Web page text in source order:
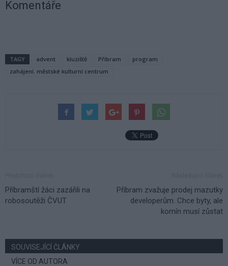
Komentáře
TAGY advent kluziště Příbram
program
zahájení. městské kulturní centrum
Příbramští žáci zazářili na
robosoutěži ČVUT
Příbram zvažuje prodej mazutky
developerům. Chce byty, ale
komín musí zůstat
SOUVISEJÍCÍ ČLÁNKY
VÍCE OD AUTORA